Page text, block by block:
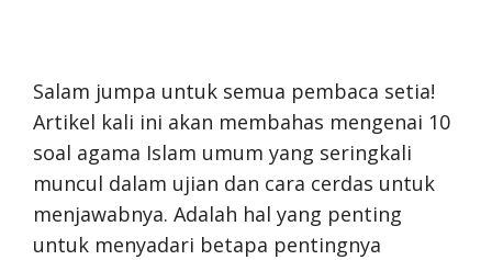
Salam jumpa untuk semua pembaca setia!
Artikel kali ini akan membahas mengenai 10
soal agama Islam umum yang seringkali
muncul dalam ujian dan cara cerdas untuk
menjawabnya. Adalah hal yang penting
untuk menyadari betapa pentingnya